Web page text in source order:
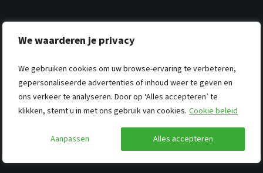
We waarderen je privacy
We gebruiken cookies om uw browse-ervaring te verbeteren,
gepersonaliseerde advertenties of inhoud weer te geven en
ons verkeer te analyseren. Door op ‘Alles accepteren’ te
klikken, stemt u in met ons gebruik van cookies. Cookie beleid
Aanpassen Alles accepteren